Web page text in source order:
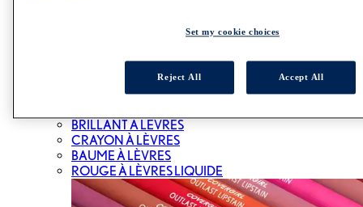
ALL LÈVRES
BRILLANT À LÈVRES
CRAYON À LÈVRES
BAUME À LÈVRES
ROUGE À LÈVRES LIQUIDE
Set my cookie choices
Reject All Accept All